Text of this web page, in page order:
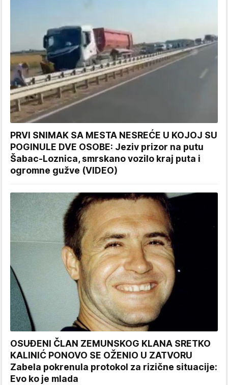
PRVI SNIMAK SA MESTA NESREĆE U KOJOJ SU
POGINULE DVE OSOBE: Jeziv prizor na putu
Šabac-Loznica, smrskano vozilo kraj puta i
ogromne gužve (VIDEO)
OSUĐENI ČLAN ZEMUNSKOG KLANA SRETKO
KALINIĆ PONOVO SE OŽENIO U ZATVORU
Zabela pokrenula protokol za rizične situacije:
Evo ko je mlada